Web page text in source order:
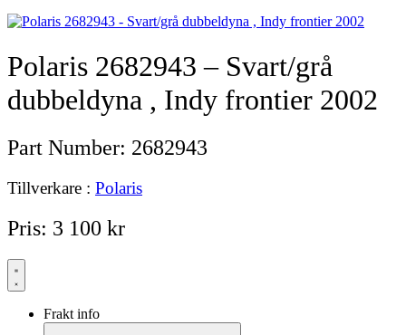
Polaris 2682943 – Svart/grå
dubbeldyna , Indy frontier 2002
Part Number: 2682943
Tillverkare : Polaris
Pris: 3 100 kr
Frakt info